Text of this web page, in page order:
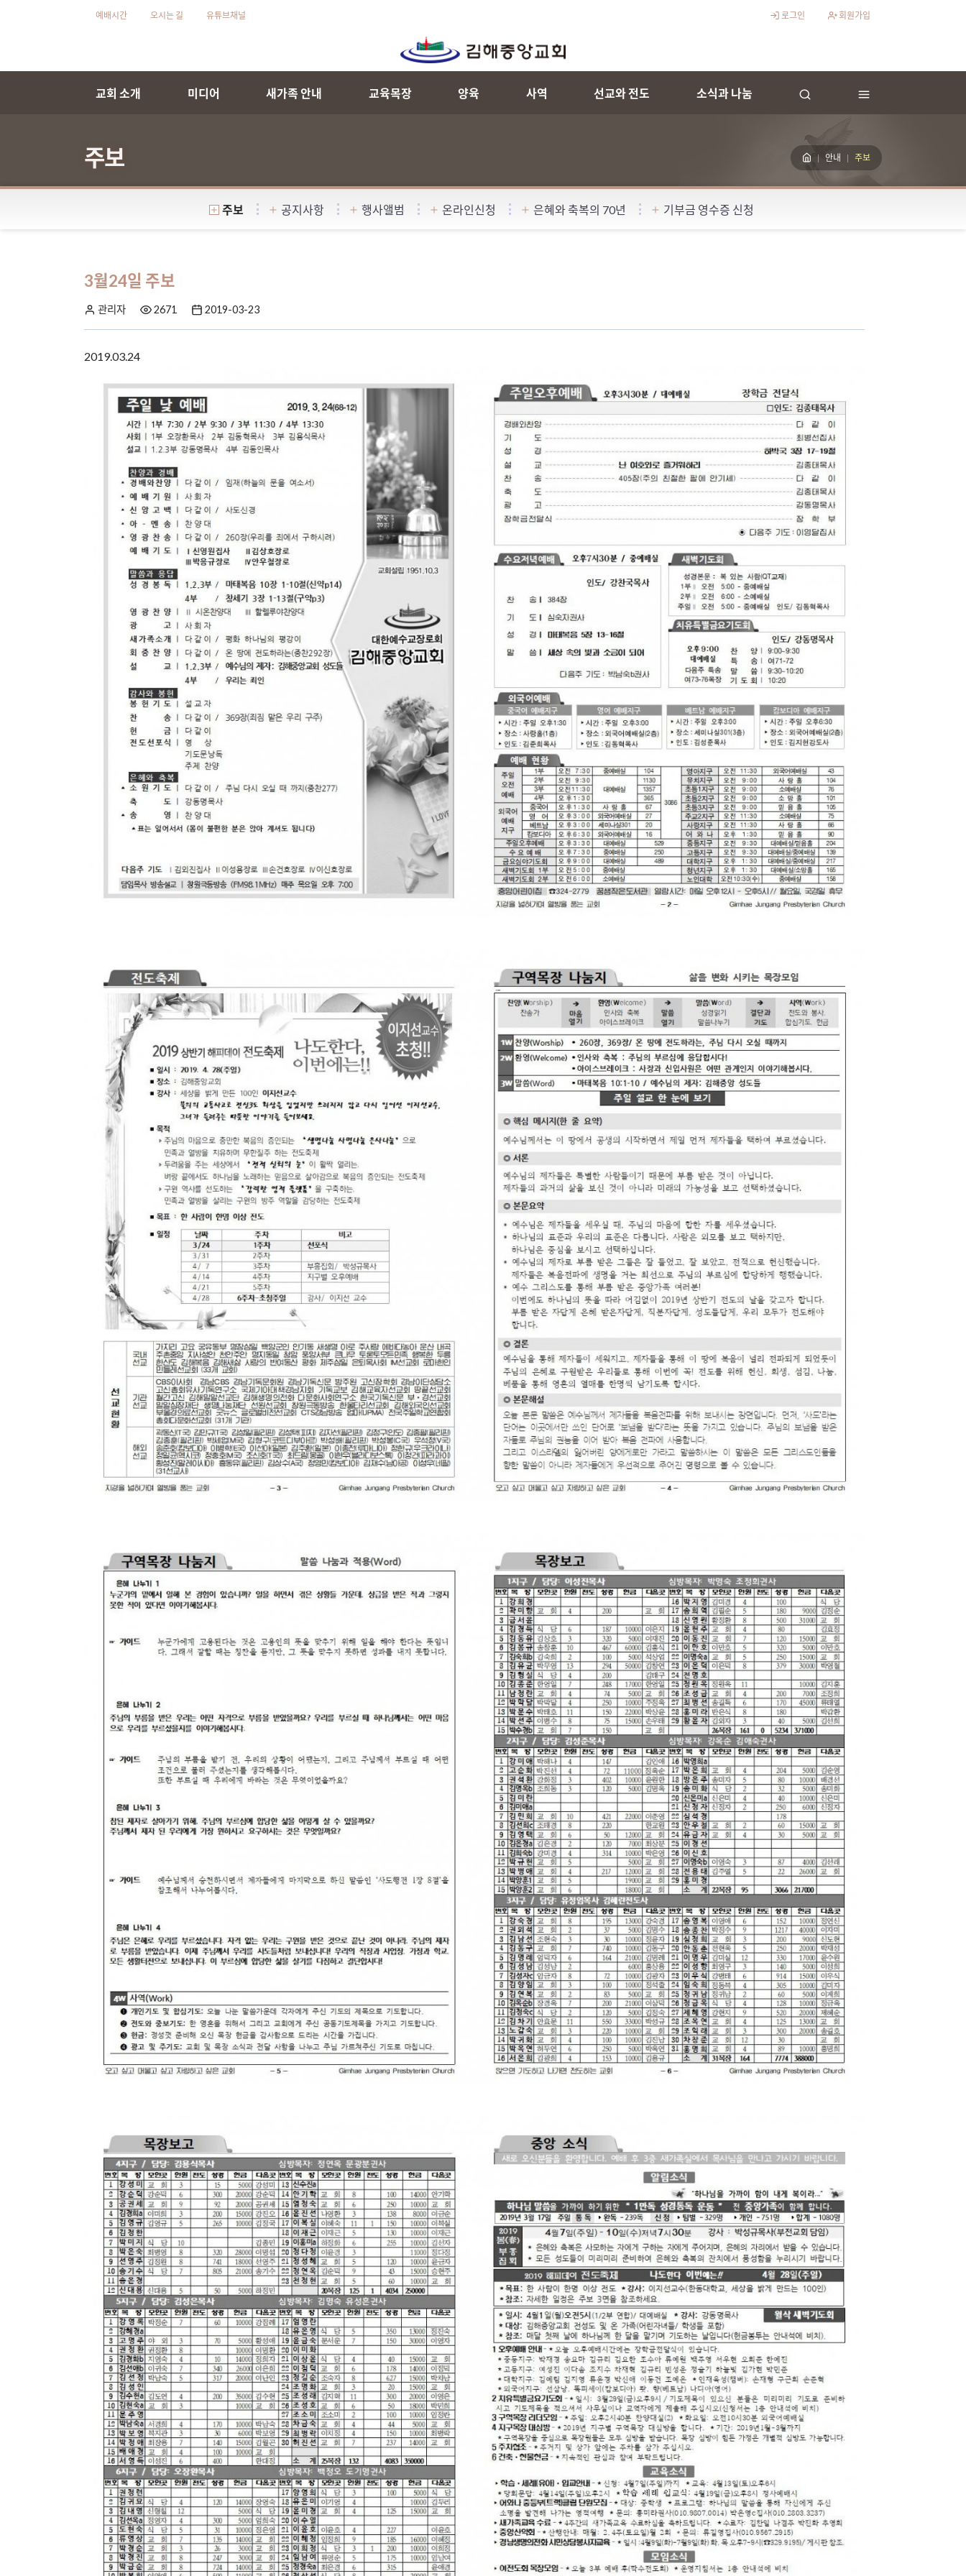
예배시간 오시는 길 유튜브채널 로그인 회원가입
교회 소개 미디어 새가족 안내 교육목장 양육 사역 선교와 전도 소식과 나눔
주보 안내 주보
주보 공지사항 행사앨범 온라인신청 은혜와 축복의 70년 기부금 영수증 신청
3월24일 주보
관리자 2671 2019-03-23
2019.03.24